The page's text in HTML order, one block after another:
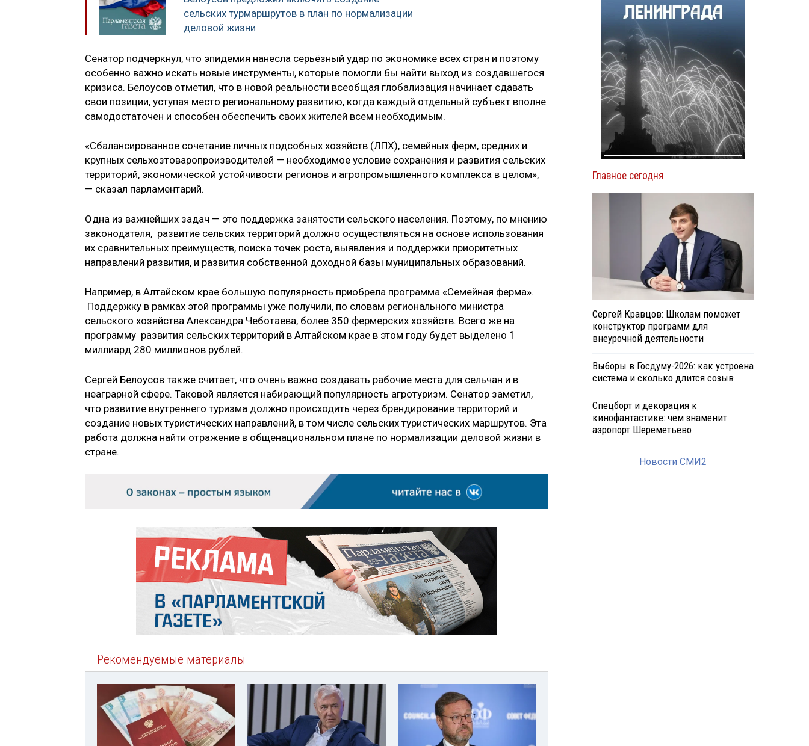
сельских турмаршрутов в план по нормализации
деловой жизни
Сенатор подчеркнул, что эпидемия нанесла серьёзный удар по экономике всех стран и поэтому
особенно важно искать новые инструменты, которые помогли бы найти выход из создавшегося
кризиса. Белоусов отметил, что в новой реальности всеобщая глобализация начинает сдавать
свои позиции, уступая место региональному развитию, когда каждый отдельный субъект вполне
самодостаточен и способен обеспечить своих жителей всем необходимым.
«Сбалансированное сочетание личных подсобных хозяйств (ЛПХ), семейных ферм, средних и
крупных сельхозтоваропроизводителей — необходимое условие сохранения и развития сельских
территорий, экономической устойчивости регионов и агропромышленного комплекса в целом»,
— сказал парламентарий.
Одна из важнейших задач — это поддержка занятости сельского населения. Поэтому, по мнению
законодателя, развитие сельских территорий должно осуществляться на основе использования
их сравнительных преимуществ, поиска точек роста, выявления и поддержки приоритетных
направлений развития, и развития собственной доходной базы муниципальных образований.
Например, в Алтайском крае большую популярность приобрела программа «Семейная ферма».
Поддержку в рамках этой программы уже получили, по словам регионального министра
сельского хозяйства Александра Чеботаева, более 350 фермерских хозяйств. Всего же на
программу развития сельских территорий в Алтайском крае в этом году будет выделено 1
миллиард 280 миллионов рублей.
Сергей Белоусов также считает, что очень важно создавать рабочие места для сельчан и в
неаграрной сфере. Таковой является набирающий популярность агротуризм. Сенатор заметил,
что развитие внутреннего туризма должно происходить через брендирование территорий и
создание новых туристических направлений, в том числе сельских туристических маршрутов. Эта
работа должна найти отражение в общенациональном плане по нормализации деловой жизни в
стране.
Рекомендуемые материалы
Главное сегодня
Сергей Кравцов: Школам поможет
конструктор программ для
внеурочной деятельности
Выборы в Госдуму-2026: как устроена
система и сколько длится созыв
Спецборт и декорация к
кинофантастике: чем знаменит
аэропорт Шереметьево
Новости СМИ2